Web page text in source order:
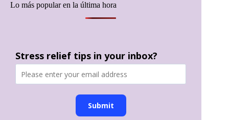
Lo más popular en la última hora
Stress relief tips in your inbox?
Submit